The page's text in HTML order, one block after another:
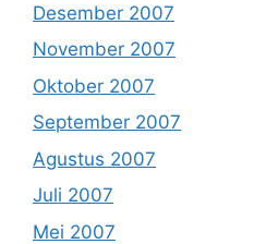
Desember 2007
November 2007
Oktober 2007
September 2007
Agustus 2007
Juli 2007
Mei 2007